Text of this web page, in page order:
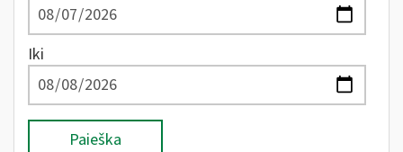
Iki
Paieška